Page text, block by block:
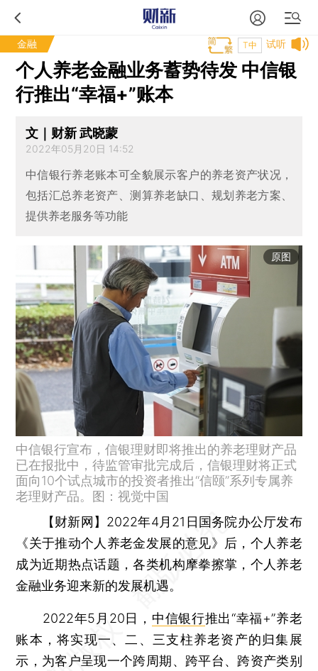
金融 试听
T中
个人养老金融业务蓄势待发 中信银
行推出“幸福+”账本
文｜财新 武晓蒙
2022年05月20日 14:52
中信银行养老账本可全貌展示客户的养老资产状况，
包括汇总养老资产、测算养老缺口、规划养老方案、
提供养老服务等功能
原图
中信银行宣布，信银理财即将推出的养老理财产品
已在报批中，待监管审批完成后，信银理财将正式
面向10个试点城市的投资者推出“信颐”系列专属养
老理财产品。图：视觉中国
【财新网】 2022年4月21日国务院办公厅发布
《关于推动个人养老金发展的意见》后，个人养老
成为近期热点话题，各类机构摩拳擦掌，个人养老
金融业务迎来新的发展机遇。
2022年5月20日， 中信银行推出“幸福+”养老
账本，将实现一、二、三支柱养老资产的归集展
示，为客户呈现一个跨周期、跨平台、跨资产类别